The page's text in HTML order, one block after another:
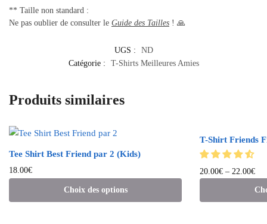
** Taille non standard :
Ne pas oublier de consulter le Guide des Tailles ! 🙏
UGS :
ND
Catégorie :
T-Shirts Meilleures Amies
Produits similaires
Tee Shirt Best Friend par 2 (Kids)
18.00€
Choix des options
T-Shirt Friends
20.00€ – 22.00€